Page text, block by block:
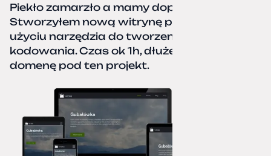
Piekło zamarzło a mamy dopiero jesień.
Stworzyłem nową witrynę portfolio przy
użyciu narzędzia do tworzenia stron bez
kodowania. Czas ok 1h, dłużej podpinałem
domenę pod ten projekt.